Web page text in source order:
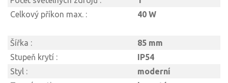
Celkový příkon max. :
40 W
Šířka :
85 mm
Stupeň krytí :
IP54
Styl :
moderní